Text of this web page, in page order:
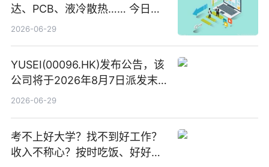
达、PCB、液冷散热…… 今日快
讯
2026-06-29
YUSEI(00096.HK)发布公告，该
公司将于2026年8月7日派发末
期股息每股人民币0.013元 每日
2026-06-29
考不上好大学？找不到好工作？
收入不称心？按时吃饭、好好睡